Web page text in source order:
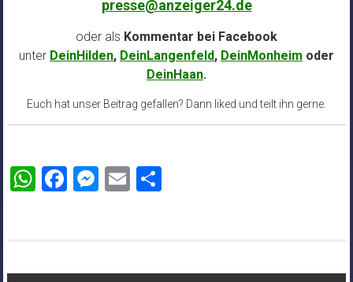
presse@anzeiger24.de
oder als Kommentar bei Facebook
unter DeinHilden, DeinLangenfeld, DeinMonheim oder
DeinHaan.
Euch hat unser Beitrag gefallen? Dann liked und teilt ihn gerne.
WhatsApp
Facebook
Messenger
EmailTeilen